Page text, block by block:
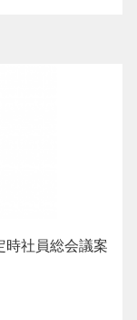
社員総会議案